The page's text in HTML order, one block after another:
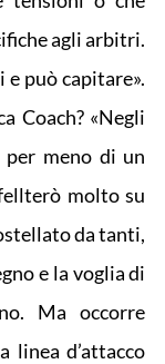
agli arbitri.
e può capitare».
Coach? «Negli
per meno di un
molto su
da tanti,
e la voglia di
Ma occorre
linea d’attacco